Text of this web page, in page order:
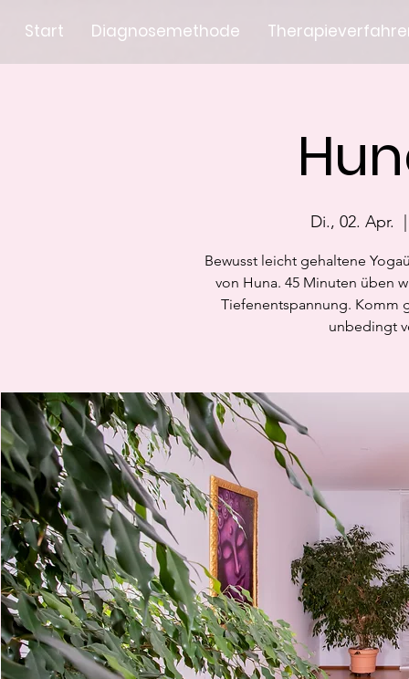
Start Diagnosemethode
Di., 02. Apr.
Bewusst leicht gehaltene
von Huna. 45 Minuten üben
Tiefenentspannung. Komm
unbedingt